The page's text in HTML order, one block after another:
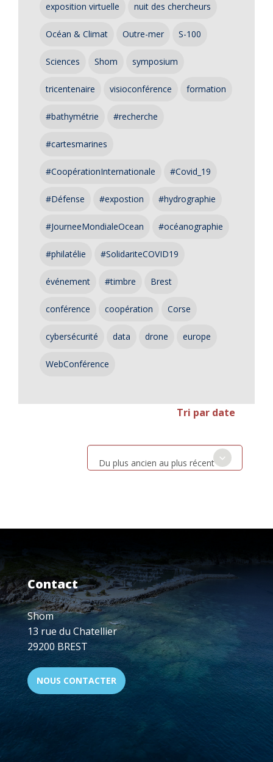
exposition virtuelle nuit des chercheurs
Océan & Climat Outre-mer S-100
Sciences Shom symposium
tricentenaire visioconférence formation
#bathymétrie #recherche
#cartesmarines
#CoopérationInternationale #Covid_19
#Défense #expostion #hydrographie
#JourneeMondialeOcean #océanographie
#philatélie #SolidariteCOVID19
événement #timbre Brest
conférence coopération Corse
cybersécurité data drone europe
WebConférence
Tri par date
Du plus ancien au plus récent
Contact
Shom
13 rue du Chatellier
29200 BREST
NOUS CONTACTER